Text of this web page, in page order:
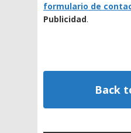
formulario de
Publicidad.
Back